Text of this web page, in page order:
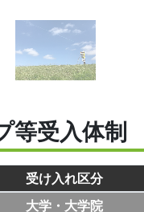
等受入体制
受け入れ区分
大学・大学院